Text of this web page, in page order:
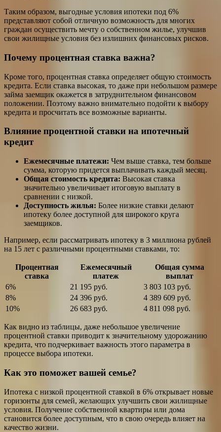
Таким образом, выгодные условия ипотеки под 6%
представляют собой отличную возможность для многих
граждан осуществить мечту о собственном жилье, улучшив
свои жилищные условия без излишних финансовых рисков.
Почему процентная ставка важна?
Кроме того, процентная ставка определяет общую стоимость
кредита. Если ставка высокая, то даже при небольшом размере
займа заемщик окажется в затруднительном финансовом
положении. Поэтому важно внимательно подойти к выбору
кредита и просчитать все возможные варианты.
Влияние процентной ставки на ипотечный
кредит
Ежемесячные платежи: Чем выше ставка, тем больше
сумма, которую придется выплачивать каждый месяц.
Общая стоимость кредита: Высокая ставка
значительно увеличивает итоговую выплату в
сравнении с низкой.
Доступность жилья: Более низкие ставки делают
ипотеку более доступной для широкого круга
заемщиков.
Например, если рассматривать ипотеку в 3 миллиона рублей
на 15 лет с различными процентными ставками, то:
Процентная
ставка
Ежемесячный
платеж
Общая сумма
выплат
6%
21 195 руб.
3 803 103 руб.
8%
24 396 руб.
4 389 609 руб.
10%
26 683 руб. 4 811 098 руб.
Как видно из таблицы, даже небольшое увеличение
процентной ставки приводит к значительному удорожанию
кредита, что подчеркивает важность этого параметра в
процессе выбора ипотеки.
Как это поможет вашей семье?
Ипотека с низкой процентной ставкой в 6% открывает новые
горизонты для семей, желающих улучшить свои жилищные
условия. Получение собственной квартиры или дома
становится более доступным, что в свою очередь влияет на
качество жизни.